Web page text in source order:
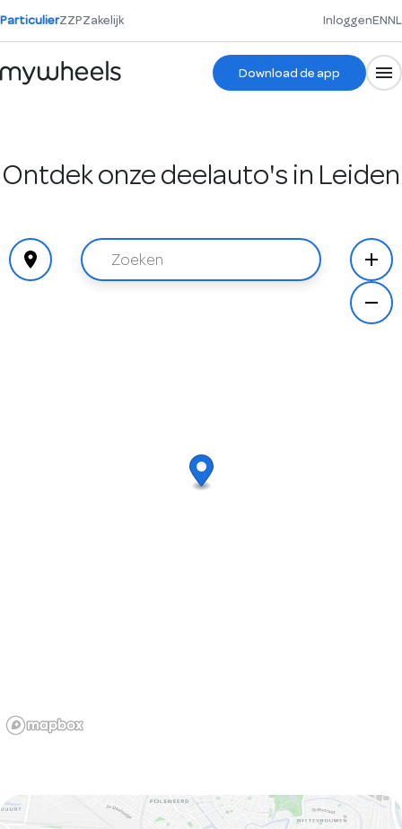
ParticulierZZPZakelijk InloggenENNL
Download de app
Ontdek onze deelauto's in Leiden